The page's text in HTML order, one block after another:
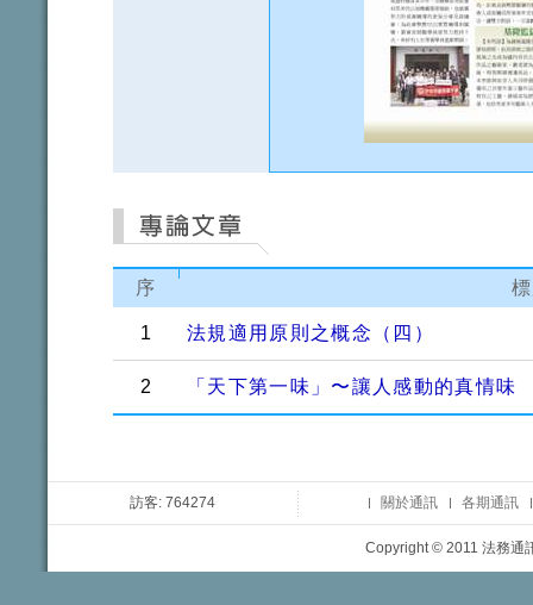
序
1 法規適用原則之概念（四）
2 「天下第一味」〜讓人感動的真情味
訪客: 764274 關於通訊 各期通訊
Copyright © 2011 法務